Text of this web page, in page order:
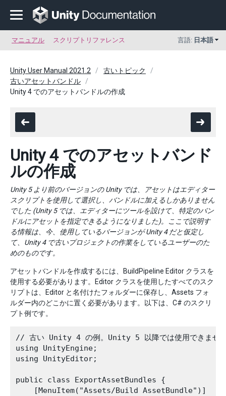
マニュアル スクリプトリファレンス 言語: 日本語
Unity User Manual 2021.2
古いトピック
古いアセットバンドル
Unity 4 でのアセットバンドルの作成
Unity 4 でのアセットバンド
ルの作成
Unity 5 より前のバージョンの Unity では、アセットはエディター
スクリプトを使用して選択し、バンドルに加えるしかありません
でした (Unity 5 では、エディターにツールを設けて、特定のバン
ドルにアセットを指定できるようになりました)。ここで説明す
る情報は、今、使用しているバージョンが Unity 4 だと仮定し
て、Unity 4 で古いプロジェクトの作業をしているユーザーのた
めのものです。
アセットバンドルを作成するには、BuildPipeline Editor クラスを
使用する必要があります。Editor クラスを使用したすべてのスク
リプトは、Editor と名付けたフォルダーに保存し、Assets フォ
ルダー内のどこかに置く必要があります。以下は、C# のスクリ
プト例です。
// 古い Unity 4 の例。Unity 5 以降では使用できませ
using UnityEngine;
using UnityEditor;
public class ExportAssetBundles {
    [MenuItem("Assets/Build AssetBundle")]